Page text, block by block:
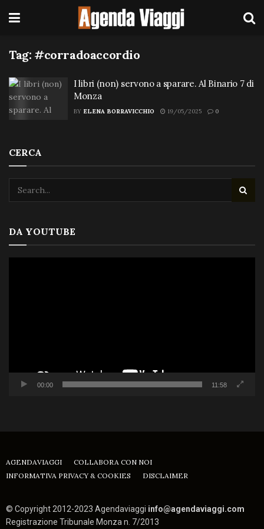
Tag: #corradoaccordio
I libri (non) servono a sparare. Al Binario 7 di
Monza
BY ELENA BORRAVICCHIO 19/05/2025 0
CERCA
DA YOUTUBE
00:00 11:58
AGENDAVIAGGI
COLLABORA CON NOI
INFORMATIVA PRIVACY & COOKIES
DISCLAIMER
© Copyright 2012-2023 Agendaviaggi info@agendaviaggi.com
Registrazione Tribunale Monza n. 7/2013